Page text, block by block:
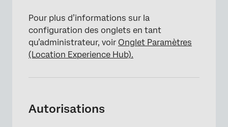
Pour plus d’informations sur la
configuration des onglets en tant
qu’administrateur, voir Onglet Paramètres
(Location Experience Hub).
Autorisations